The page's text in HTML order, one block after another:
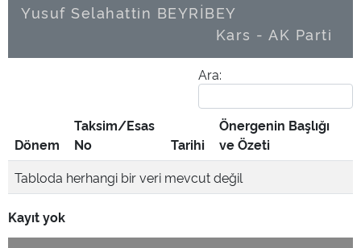
Yusuf Selahattin BEYRİBEY
Kars - AK Parti
Ara:
Dönem
Taksim/Esas
No
Tarihi
Önergenin Başlığı
ve Özeti
Tabloda herhangi bir veri mevcut değil
Kayıt yok